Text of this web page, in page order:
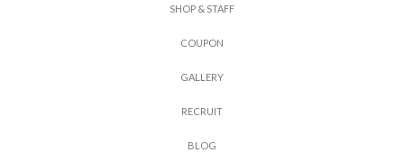
SHOP & STAFF
COUPON
GAL L ERY
RECRUIT
BL OG